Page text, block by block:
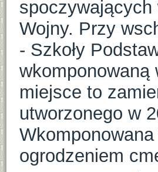
spoczywających
Wojny. Przy
- Szkoły
wkomponowaną
miejsce to
utworzonego w
ogrodzeniem